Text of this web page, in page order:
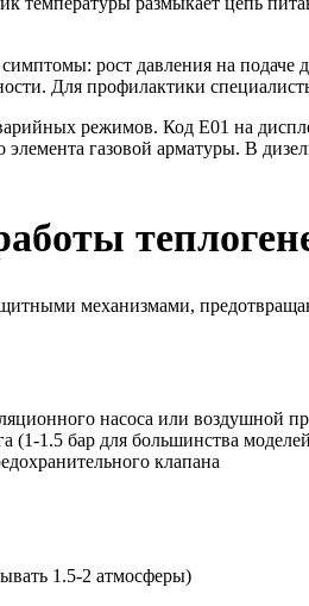
рост давления на
Для профилактики
режимов. Код E01 на
газовой арматуры. В
механизмами,
насоса или воздушной
(1-1.5 бар для большинства
клапана
1.5-2 атмосферы)